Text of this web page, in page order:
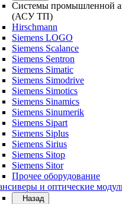
Системы промышленной
(АСУ ТП)
Hirschmann
Siemens LOGO
Siemens Scalance
Siemens Sentron
Siemens Simatic
Siemens Simodrive
Siemens Simotics
Siemens Sinamics
Siemens Sinumerik
Siemens Sipart
Siemens Siplus
Siemens Sirius
Siemens Sitop
Siemens Sitor
Прочее оборудование
и оптические
Назад